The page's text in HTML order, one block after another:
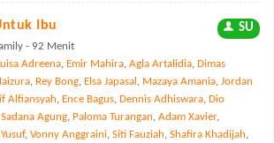
Ibu SU
- 92 Menit
Adreena, Emir Mahira, Agla Artalidia, Dimas
, Rey Bong, Elsa Japasal , Mazaya Amania, Jordan
Alfiansyah, Ence Bagus, Dennis Adhiswara, Dio
Sadana Agung, Paloma Turangan, Adam Xavier,
, Vonny Anggraini, Siti Fauziah, Shafira Khadijah,